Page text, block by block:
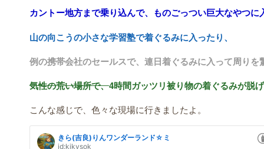
カントー地方まで乗り込んで、ものごっつい巨大なやつに
山の向こうの小さな学習塾で着ぐるみに入ったり、
例の携帯会社のセールスで、連日着ぐるみに入って周りを
気性の荒い場所で、4時間ガッツリ被り物の着ぐるみが脱
こんな感じで、色々な現場に行きましたよ。